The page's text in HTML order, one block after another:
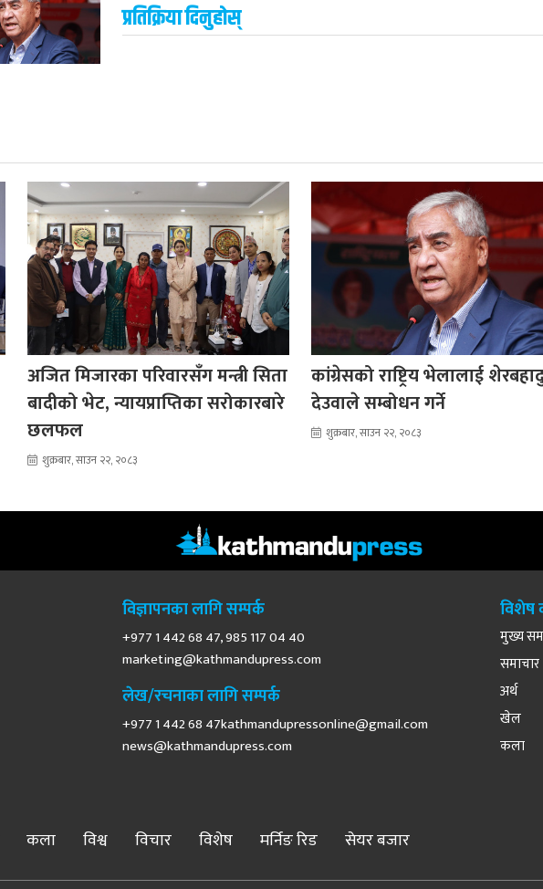
प्रतिक्रिया दिनुहोस्
अजित मिजारका परिवारसँग मन्त्री सिता
बादीको भेट, न्यायप्राप्तिका सरोकारबारे
छलफल
शुक्रबार, साउन २२, २०८३
कांग्रेसको राष्ट्रिय भेलालाई
देउवाले सम्बोधन गर्ने
शुक्रबार, साउन २२, २०८३
विज्ञापनका लागि सम्पर्क
+977 1 442 68 47, 985 117 04 40
marketing@kathmandupress.com
लेख/रचनाका लागि सम्पर्क
+977 1 442 68 47kathmandupressonline@gmail.com
news@kathmandupress.com
मुख्य
समाचार
अर्थ
खेल
कला
कला विश्व विचार विशेष मर्निङ रिड सेयर बजार